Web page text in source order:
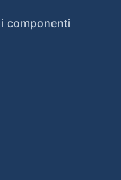
componenti